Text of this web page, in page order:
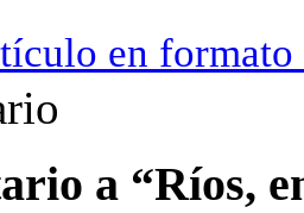
en formato
a “Ríos,